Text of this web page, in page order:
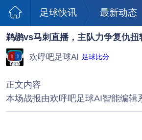
足球快讯 最新动态
鹈鹕vs马刺直播，主队力争复仇扭
欢呼吧足球AI 足球比分
正文内容
本场战报由欢呼吧足球AI智能编辑